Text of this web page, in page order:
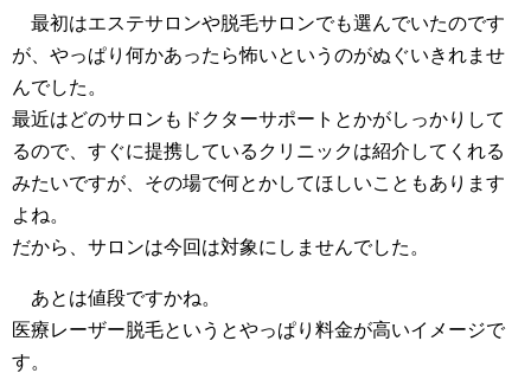
最初はエステサロンや脱毛サロンでも選んでいたのです
が、やっぱり何かあったら怖いというのがぬぐいきれませ
んでした。
最近はどのサロンもドクターサポートとかがしっかりして
るので、すぐに提携しているクリニックは紹介してくれる
みたいですが、その場で何とかしてほしいこともあります
よね。
だから、サロンは今回は対象にしませんでした。
あとは値段ですかね。
医療レーザー脱毛というとやっぱり料金が高いイメージで
す。